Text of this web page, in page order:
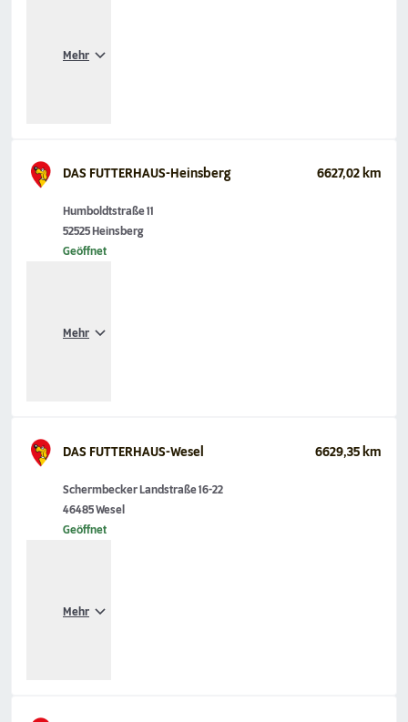
Mehr
DAS FUTTERHAUS-Heinsberg 6627,02 km
Humboldtstraße 11
52525 Heinsberg
Geöffnet
Mehr
DAS FUTTERHAUS-Wesel 6629,35 km
Schermbecker Landstraße 16-22
46485 Wesel
Geöffnet
Mehr